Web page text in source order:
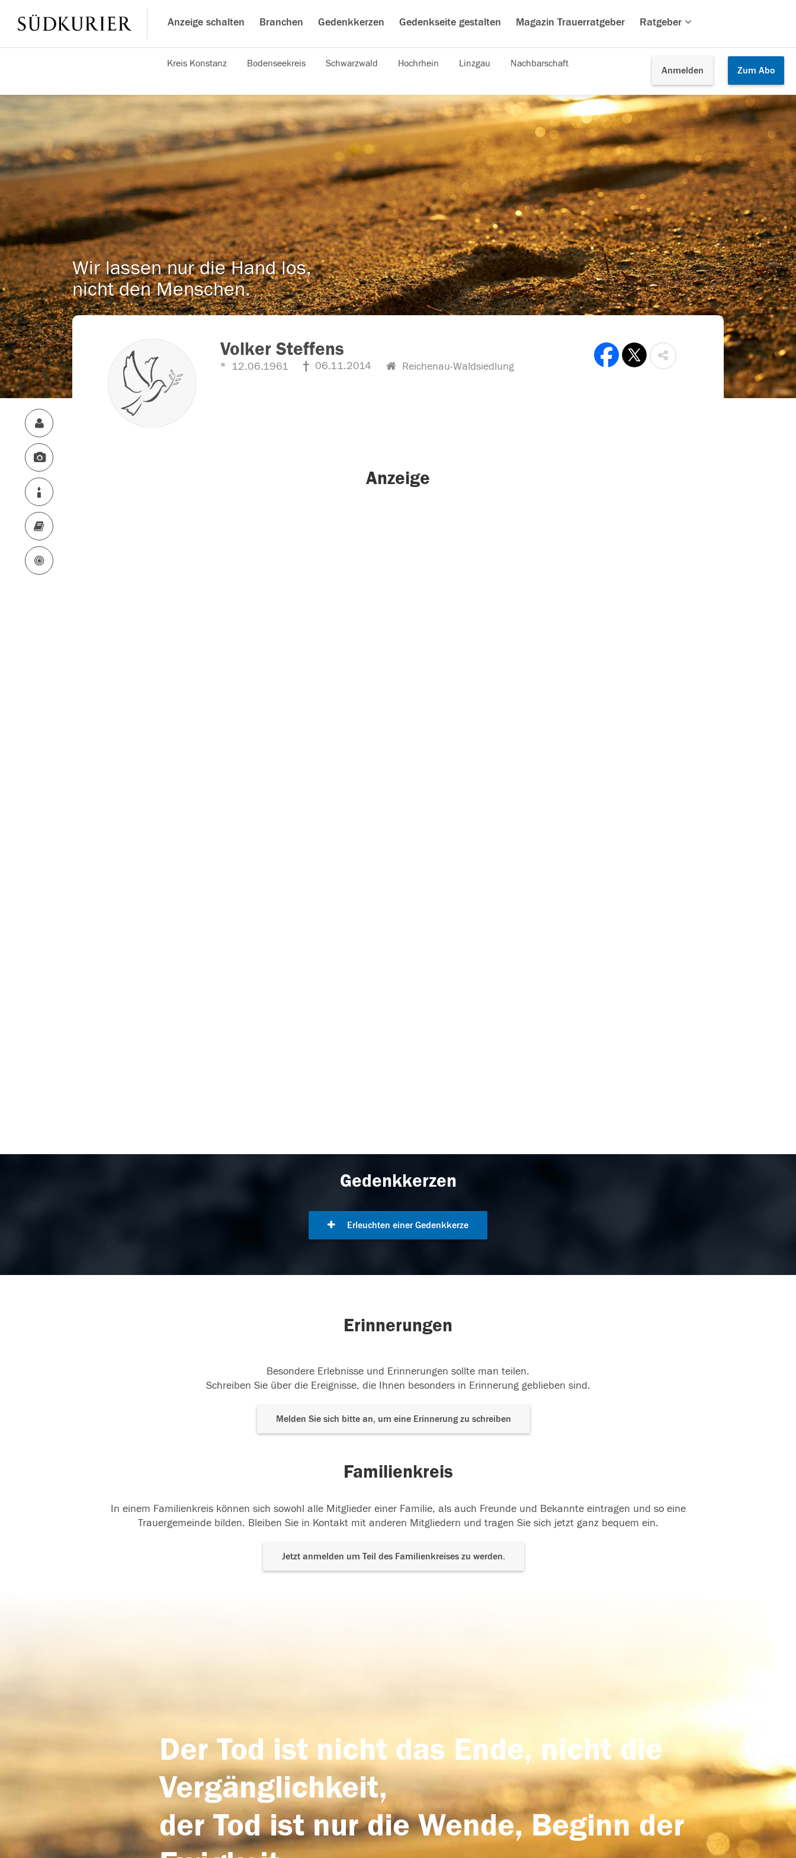
Anzeige schalten Branchen Gedenkkerzen Gedenkseite gestalten Magazin Trauerratgeber Ratgeber
Anmelden Zum Abo
Kreis Konstanz Bodenseekreis Schwarzwald Hochrhein Linzgau Nachbarschaft
Wir lassen nur die Hand los,
nicht den Menschen.
Volker Steffens
12.06.1961 06.11.2014 Reichenau-Waldsiedlung
Anzeige
Gedenkkerzen
Erleuchten einer Gedenkkerze
Erinnerungen
Besondere Erlebnisse und Erinnerungen sollte man teilen.
Schreiben Sie über die Ereignisse, die Ihnen besonders in Erinnerung geblieben sind.
Melden Sie sich bitte an, um eine Erinnerung zu schreiben
Familienkreis
In einem Familienkreis können sich sowohl alle Mitglieder einer Familie, als auch Freunde und Bekannte eintragen und so eine
Trauergemeinde bilden. Bleiben Sie in Kontakt mit anderen Mitgliedern und tragen Sie sich jetzt ganz bequem ein.
Jetzt anmelden um Teil des Familienkreises zu werden.
Der Tod ist nicht das Ende, nicht die
Vergänglichkeit,
der Tod ist nur die Wende, Beginn der